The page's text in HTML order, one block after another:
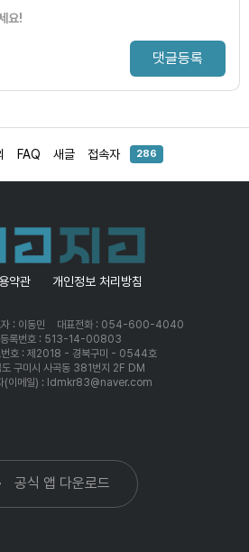
요!
댓글등록
FAQ 새글 접속자 286
약관 개인정보 처리방침
: 이동민
대표전화 : 054-600-4040
등록번호 : 513-14-00803
번호 : 제2018 - 경북구미 - 0544호
도 구미시 사곡동 381번지 2F DM
(이메일) : ldmkr83@naver.com
공식 앱 다운로드